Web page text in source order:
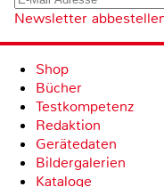
Newsletter
Shop
Bücher
Testkompetenz
Redaktion
Gerätedaten
Bildergalerien
Kataloge